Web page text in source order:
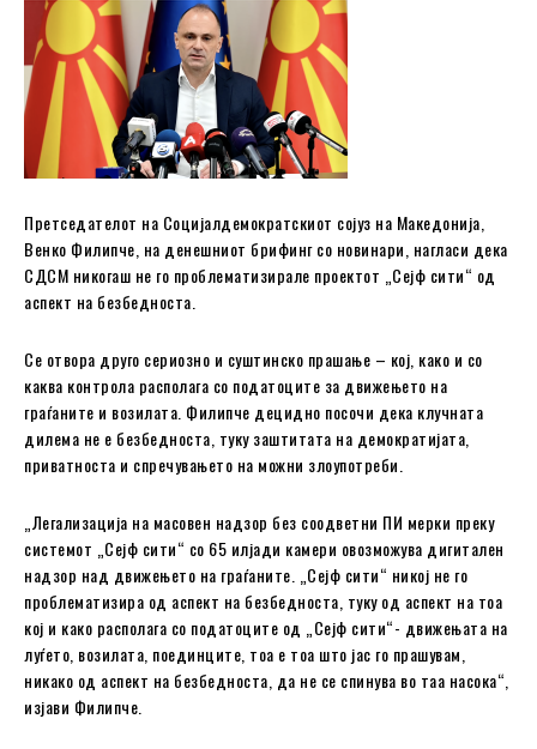
Претседателот на Социјалдемократскиот сојуз на Македонија,
Венко Филипче, на денешниот брифинг со новинари, нагласи дека
СДСМ никогаш не го проблематизирале проектот „Сејф сити“ од
аспект на безбедноста.
Се отвора друго сериозно и суштинско прашање – кој, како и со
каква контрола располага со податоците за движењето на
граѓаните и возилата. Филипче децидно посочи дека клучната
дилема не е безбедноста, туку заштитата на демократијата,
приватноста и спречувањето на можни злоупотреби.
„Легализација на масовен надзор без соодветни ПИ мерки преку
системот „Сејф сити“ со 65 илјади камери овозможува дигитален
надзор над движењето на граѓаните. „Сејф сити“ никој не го
проблематизира од аспект на безбедноста, туку од аспект на тоа
кој и како располага со податоците од „Сејф сити“- движењата на
луѓето, возилата, поединците, тоа е тоа што јас го прашувам,
никако од аспект на безбедноста, да не се спинува во таа насока“,
изјави Филипче.